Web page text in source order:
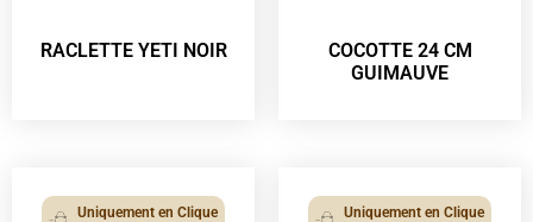
RACLETTE YETI NOIR
COCOTTE 24 CM
GUIMAUVE
Uniquement en Clique
Uniquement en Clique